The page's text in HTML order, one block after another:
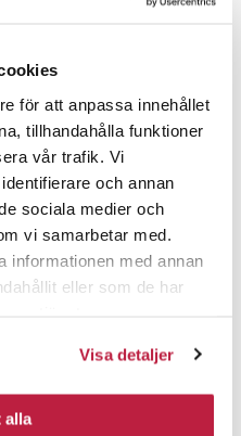
för att anpassa innehållet
tillhandahålla funktioner
vår trafik. Vi
och annan
sociala medier och
vi samarbetar med.
informationen med annan
eller som de har
Visa detaljer
alla
Tyyppi Pintakäs.
7000 valkoinen
7000 valkoinen
7000 musta
7000